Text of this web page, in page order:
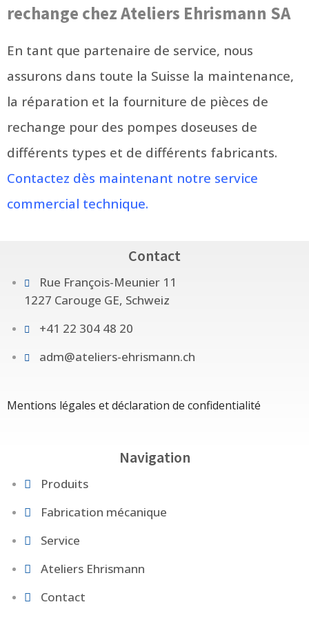
rechange chez Ateliers Ehrismann SA
En tant que partenaire de service, nous
assurons dans toute la Suisse la maintenance,
la réparation et la fourniture de pièces de
rechange pour des pompes doseuses de
différents types et de différents fabricants.
Contactez dès maintenant notre service
commercial technique.
Contact
Rue François-Meunier 11
1227 Carouge GE, Schweiz
+41 22 304 48 20
adm@ateliers-ehrismann.ch
Mentions légales et déclaration de confidentialité
Navigation
Produits
Fabrication mécanique
Service
Ateliers Ehrismann
Contact